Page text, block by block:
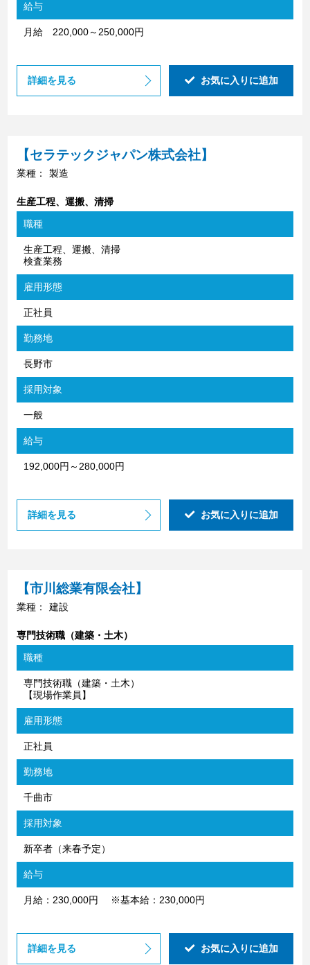
給与
月給 220,000～250,000円
詳細を見る お気に入りに追加
【セラテックジャパン株式会社】
業種： 製造
生産工程、運搬、清掃
職種
生産工程、運搬、清掃
検査業務
雇用形態
正社員
勤務地
長野市
採用対象
一般
給与
192,000円～280,000円
詳細を見る お気に入りに追加
【市川総業有限会社】
業種： 建設
専門技術職（建築・土木）
職種
専門技術職（建築・土木）
【現場作業員】
雇用形態
正社員
勤務地
千曲市
採用対象
新卒者（来春予定）
給与
月給：230,000円 ※基本給：230,000円
詳細を見る お気に入りに追加